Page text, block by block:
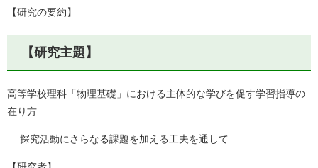
【研究の要約】
【研究主題】
高等学校理科「物理基礎」における主体的な学びを促す学習指導の
在り方
― 探究活動にさらなる課題を加える工夫を通して ―